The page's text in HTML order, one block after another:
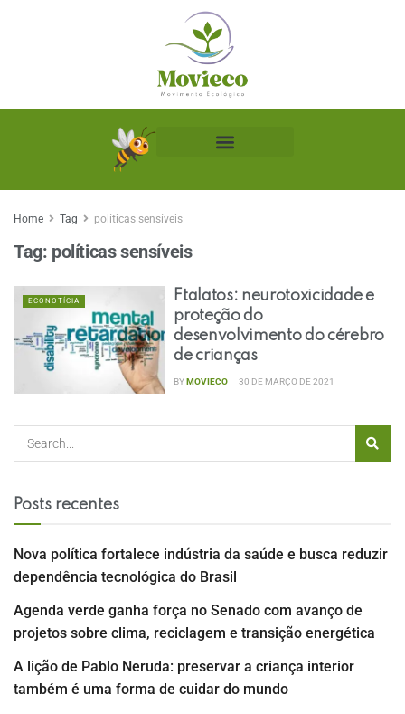
Home Tag políticas sensíveis
Tag: políticas sensíveis
ECONOTÍCIA
Ftalatos: neurotoxicidade e
proteção do
desenvolvimento do cérebro
de crianças
BYMOVIECO 30 DE MARÇO DE 2021
Posts recentes
Nova política fortalece indústria da saúde e busca reduzir
dependência tecnológica do Brasil
Agenda verde ganha força no Senado com avanço de
projetos sobre clima, reciclagem e transição energética
A lição de Pablo Neruda: preservar a criança interior
também é uma forma de cuidar do mundo